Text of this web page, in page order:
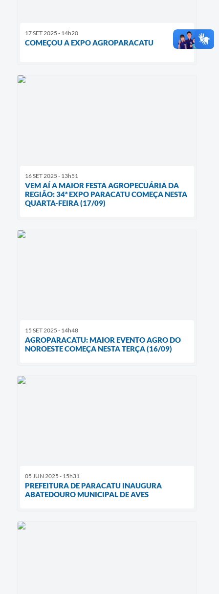
17 SET 2025 - 14h20
COMEÇOU A EXPO AGROPARACATU
16 SET 2025 - 13h51
VEM AÍ A MAIOR FESTA AGROPECUÁRIA DA
REGIÃO: 34ª EXPO PARACATU COMEÇA NESTA
QUARTA-FEIRA (17/09)
15 SET 2025 - 14h48
AGROPARACATU: MAIOR EVENTO AGRO DO
NOROESTE COMEÇA NESTA TERÇA (16/09)
05 JUN 2025 - 15h31
PREFEITURA DE PARACATU INAUGURA
ABATEDOURO MUNICIPAL DE AVES